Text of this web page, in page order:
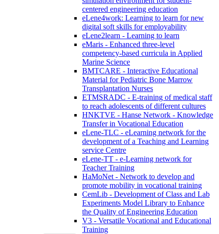
centered engineering education
eLene4work: Learning to learn for new
digital soft skills for employability
eLene2learn - Learning to learn
eMaris - Enhanced three-level
competency-based curricula in Applied
Marine Science
BMTCARE - Interactive Educational
Material for Pediatric Bone Marrow
Transplantation Nurses
ETMSRADC - E-training of medical staff
to reach adolescents of different cultures
HNKTVE - Hanse Network - Knowledge
Transfer in Vocational Education
eLene-TLC - eLearning network for the
development of a Teaching and Learning
service Centre
eLene-TT - e-Learning network for
Teacher Training
HaMoNet - Network to develop and
promote mobility in vocational training
CemLib - Development of Class and Lab
Experiments Model Library to Enhance
the Quality of Engineering Education
V3 - Versatile Vocational and Educational
Training